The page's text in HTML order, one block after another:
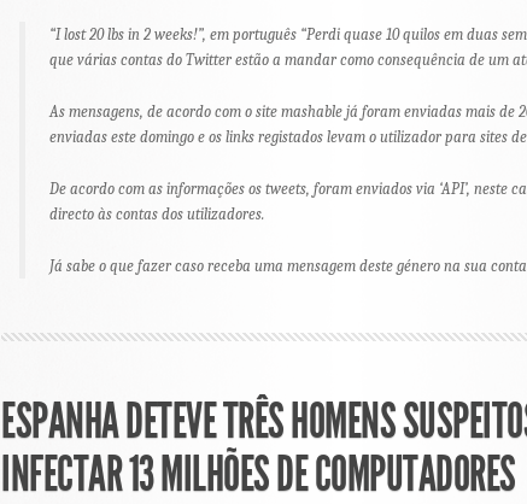
“I lost 20 lbs in 2 weeks!”, em português “Perdi quase 10 quilos em duas
que várias contas do Twitter estão a mandar como consequência de um
As mensagens, de acordo com o site mashable já foram enviadas mais de
enviadas este domingo e os links registados levam o utilizador para sites
De acordo com as informações os tweets, foram enviados via ‘API’, neste
directo às contas dos utilizadores.
Já sabe o que fazer caso receba uma mensagem deste género na sua
ESPANHA DETEVE TRÊS HOMENS
INFECTAR 13 MILHÕES DE COMPUTADORES